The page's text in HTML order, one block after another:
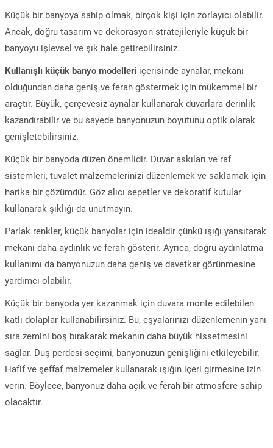
Küçük bir banyoya sahip olmak, birçok kişi için zorlayıcı olabilir.
Ancak, doğru tasarım ve dekorasyon stratejileriyle küçük bir
banyoyu işlevsel ve şık hale getirebilirsiniz.
Kullanışlı küçük banyo modelleri içerisinde aynalar, mekanı
olduğundan daha geniş ve ferah göstermek için mükemmel bir
araçtır. Büyük, çerçevesiz aynalar kullanarak duvarlara derinlik
kazandırabilir ve bu sayede banyonuzun boyutunu optik olarak
genişletebilirsiniz.
Küçük bir banyoda düzen önemlidir. Duvar askıları ve raf
sistemleri, tuvalet malzemelerinizi düzenlemek ve saklamak için
harika bir çözümdür. Göz alıcı sepetler ve dekoratif kutular
kullanarak şıklığı da unutmayın.
Parlak renkler, küçük banyolar için idealdir çünkü ışığı yansıtarak
mekanı daha aydınlık ve ferah gösterir. Ayrıca, doğru aydınlatma
kullanımı da banyonuzun daha geniş ve davetkar görünmesine
yardımcı olabilir.
Küçük bir banyoda yer kazanmak için duvara monte edilebilen
katlı dolaplar kullanabilirsiniz. Bu, eşyalarınızı düzenlemenin yanı
sıra zemini boş bırakarak mekanın daha büyük hissetmesini
sağlar. Duş perdesi seçimi, banyonuzun genişliğini etkileyebilir.
Hafif ve şeffaf malzemeler kullanarak ışığın içeri girmesine izin
verin. Böylece, banyonuz daha açık ve ferah bir atmosfere sahip
olacaktır.